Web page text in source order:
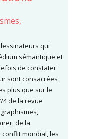
qui
sémantique et
de constater
sont consacrées
plus que sur le
4 de la revue
de la
mondial, les